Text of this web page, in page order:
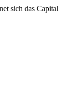
sich das Capital